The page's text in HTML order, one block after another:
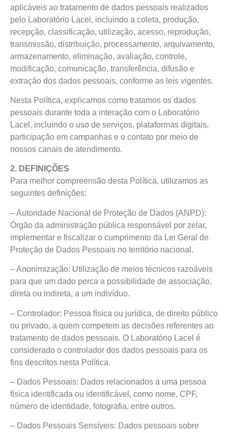
aplicáveis ao tratamento de dados pessoais realizados
pelo Laboratório Lacel, incluindo a coleta, produção,
recepção, classificação, utilização, acesso, reprodução,
transmissão, distribuição, processamento, arquivamento,
armazenamento, eliminação, avaliação, controle,
modificação, comunicação, transferência, difusão e
extração dos dados pessoais, conforme as leis vigentes.
Nesta Política, explicamos como tratamos os dados
pessoais durante toda a interação com o Laboratório
Lacel, incluindo o uso de serviços, plataformas digitais,
participação em campanhas e o contato por meio de
nossos canais de atendimento.
2. DEFINIÇÕES
Para melhor compreensão desta Política, utilizamos as
seguintes definições:
– Autoridade Nacional de Proteção de Dados (ANPD):
Órgão da administração pública responsável por zelar,
implementar e fiscalizar o cumprimento da Lei Geral de
Proteção de Dados Pessoais no território nacional.
– Anonimização: Utilização de meios técnicos razoáveis
para que um dado perca a possibilidade de associação,
direta ou indireta, a um indivíduo.
– Controlador: Pessoa física ou jurídica, de direito público
ou privado, a quem competem as decisões referentes ao
tratamento de dados pessoais. O Laboratório Lacel é
considerado o controlador dos dados pessoais para os
fins descritos nesta Política.
– Dados Pessoais: Dados relacionados a uma pessoa
física identificada ou identificável, como nome, CPF,
número de identidade, fotografia, entre outros.
– Dados Pessoais Sensíveis: Dados pessoais sobre